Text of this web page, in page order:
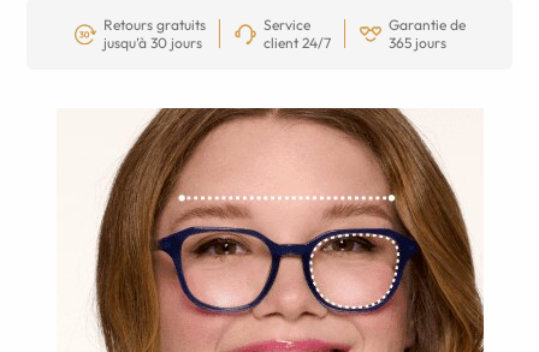
Retours gratuits
jusqu’à 30 jours
Service
client 24/7
Garantie de
365 jours